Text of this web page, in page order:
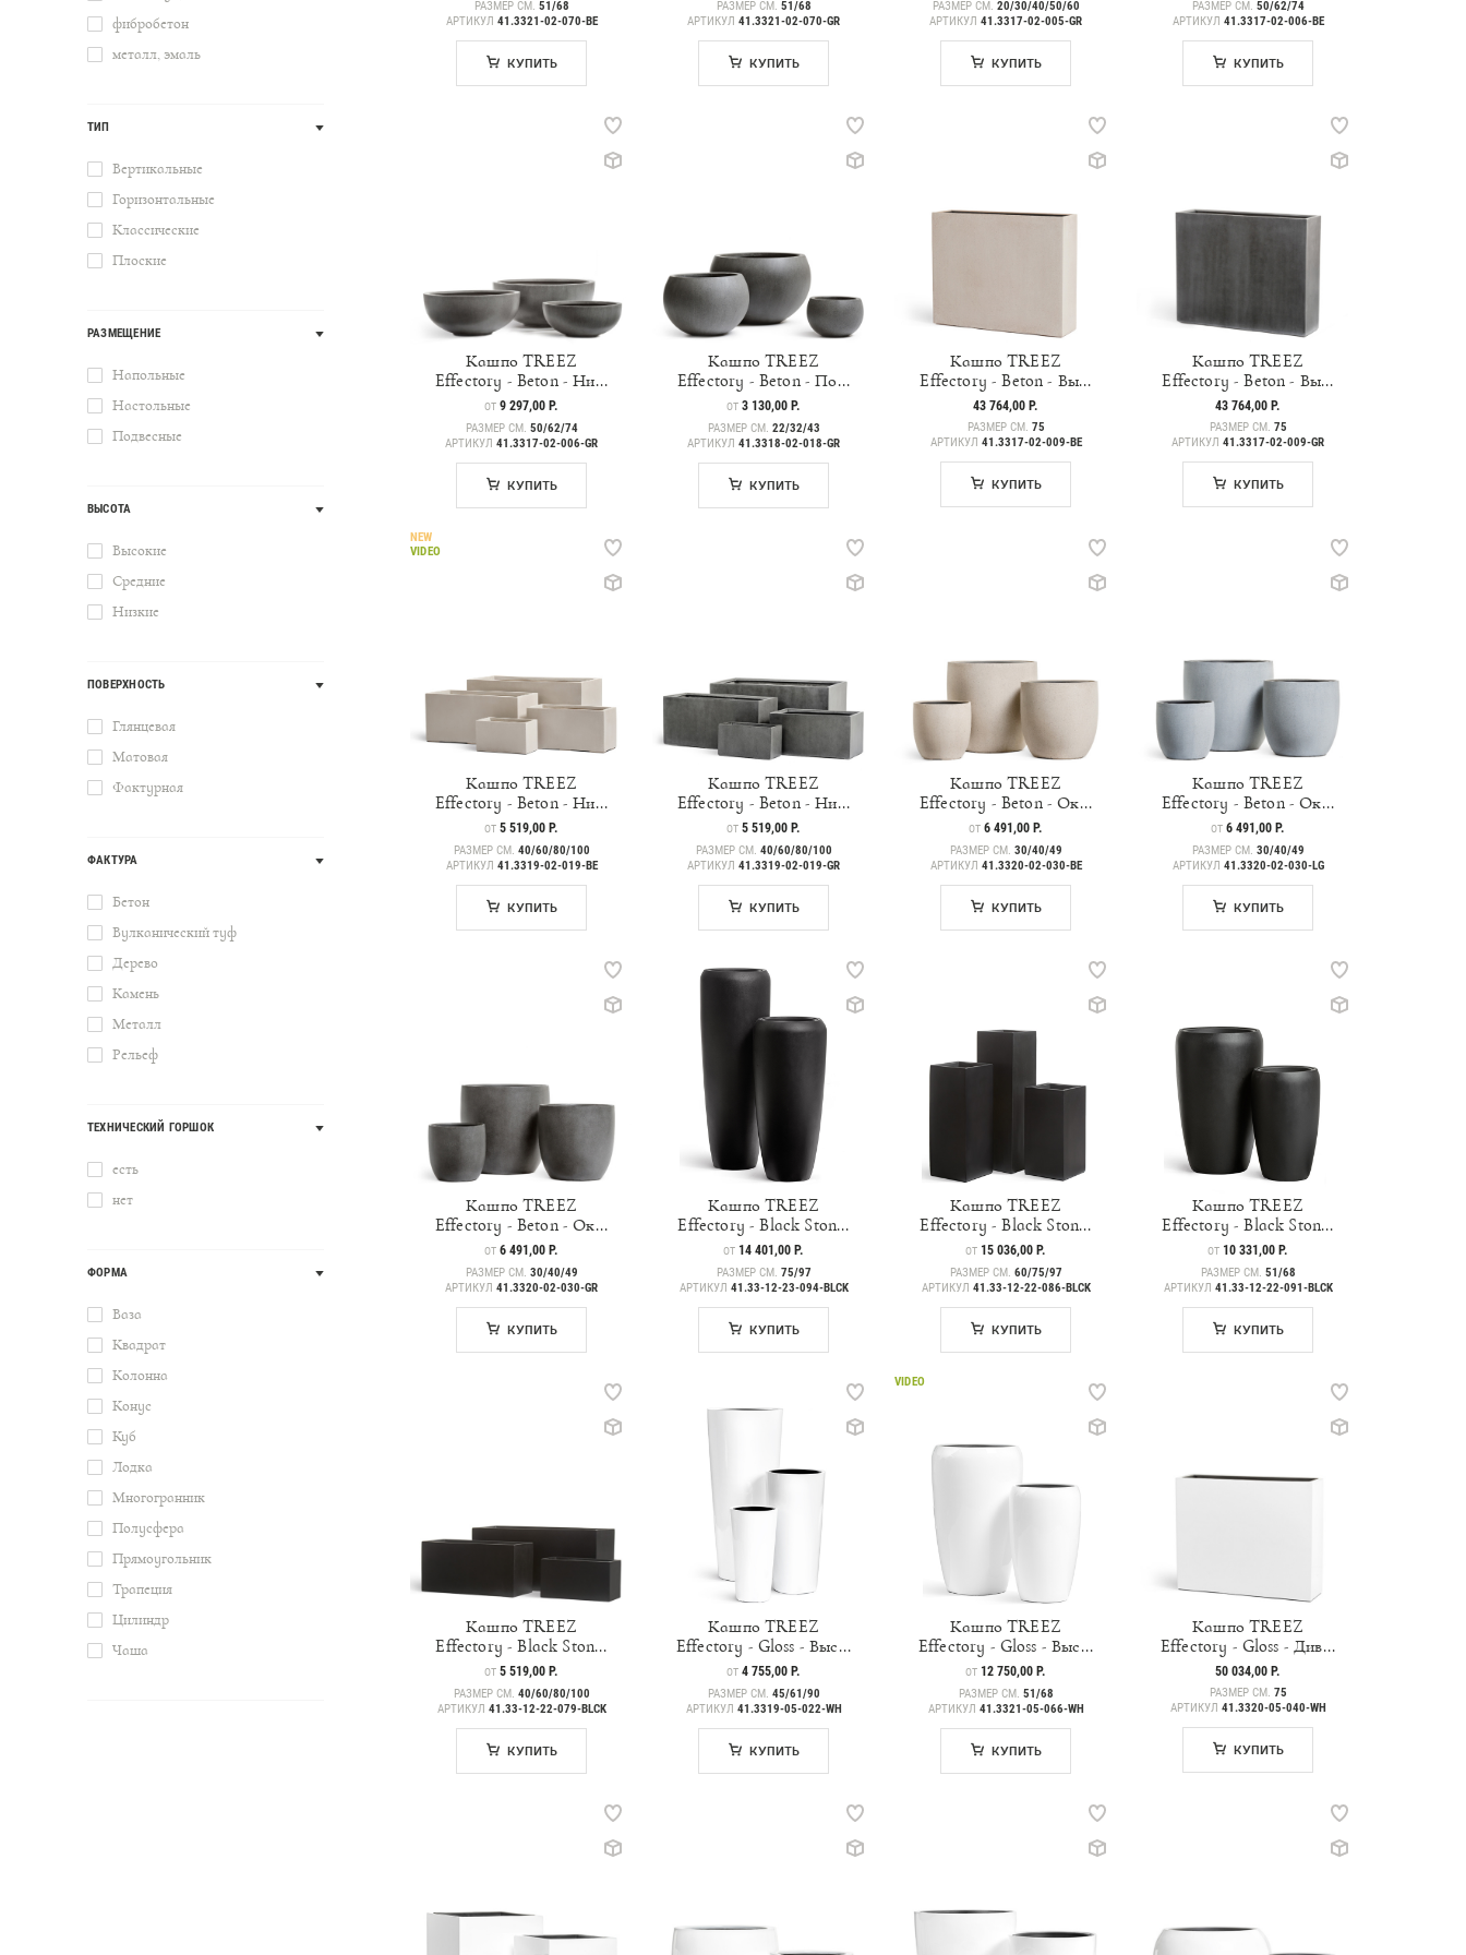
фибробетон
металл, эмаль
ТИП
Вертикальные
Горизонтальные
Классические
Плоские
РАЗМЕЩЕНИЕ
Напольные
Настольные
Подвесные
ВЫСОТА
Высокие
Средние
Низкие
ПОВЕРХНОСТЬ
Глянцевая
Матовая
Фактурная
ФАКТУРА
Бетон
Вулканический туф
Дерево
Камень
Металл
Рельеф
ТЕХНИЧЕСКИЙ ГОРШОК
есть
нет
ФОРМА
Ваза
Квадрат
Колонна
Конус
Куб
Лодка
Многогранник
Полусфера
Прямоугольник
Трапеция
Цилиндр
Чаша
РАЗМЕР СМ. 51/68
АРТИКУЛ 41.3321-02-070-BE
КУПИТЬ
РАЗМЕР СМ. 51/68
АРТИКУЛ 41.3321-02-070-GR
КУПИТЬ
РАЗМЕР СМ. 20/30/40/50/60
АРТИКУЛ 41.3317-02-005-GR
КУПИТЬ
РАЗМЕР СМ. 50/62/74
АРТИКУЛ 41.3317-02-006-BE
КУПИТЬ
Кашпо TREEZ
Effectory - Beton - Ни...
ЦЕНА
ОТ 9 297,00 Р.
РАЗМЕР СМ. 50/62/74
АРТИКУЛ 41.3317-02-006-GR
КУПИТЬ
Кашпо TREEZ
Effectory - Beton - По...
ЦЕНА
ОТ 3 130,00 Р.
РАЗМЕР СМ. 22/32/43
АРТИКУЛ 41.3318-02-018-GR
КУПИТЬ
Кашпо TREEZ
Effectory - Beton - Вы...
43 764,00 Р.
РАЗМЕР СМ. 75
АРТИКУЛ 41.3317-02-009-BE
КУПИТЬ
Кашпо TREEZ
Effectory - Beton - Вы...
43 764,00 Р.
РАЗМЕР СМ. 75
АРТИКУЛ 41.3317-02-009-GR
КУПИТЬ
NEW
VIDEO
Кашпо TREEZ
Effectory - Beton - Ни...
ЦЕНА
ОТ 5 519,00 Р.
РАЗМЕР СМ. 40/60/80/100
АРТИКУЛ 41.3319-02-019-BE
КУПИТЬ
Кашпо TREEZ
Effectory - Beton - Ни...
ЦЕНА
ОТ 5 519,00 Р.
РАЗМЕР СМ. 40/60/80/100
АРТИКУЛ 41.3319-02-019-GR
КУПИТЬ
Кашпо TREEZ
Effectory - Beton - Ок...
ЦЕНА
ОТ 6 491,00 Р.
РАЗМЕР СМ. 30/40/49
АРТИКУЛ 41.3320-02-030-BE
КУПИТЬ
Кашпо TREEZ
Effectory - Beton - Ок...
ЦЕНА
ОТ 6 491,00 Р.
РАЗМЕР СМ. 30/40/49
АРТИКУЛ 41.3320-02-030-LG
КУПИТЬ
Кашпо TREEZ
Effectory - Beton - Ок...
ЦЕНА
ОТ 6 491,00 Р.
РАЗМЕР СМ. 30/40/49
АРТИКУЛ 41.3320-02-030-GR
КУПИТЬ
Кашпо TREEZ
Effectory - Black Ston...
ЦЕНА
ОТ 14 401,00 Р.
РАЗМЕР СМ. 75/97
АРТИКУЛ 41.33-12-23-094-BLCK
КУПИТЬ
Кашпо TREEZ
Effectory - Black Ston...
ЦЕНА
ОТ 15 036,00 Р.
РАЗМЕР СМ. 60/75/97
АРТИКУЛ 41.33-12-22-086-BLCK
КУПИТЬ
Кашпо TREEZ
Effectory - Black Ston...
ЦЕНА
ОТ 10 331,00 Р.
РАЗМЕР СМ. 51/68
АРТИКУЛ 41.33-12-22-091-BLCK
КУПИТЬ
Кашпо TREEZ
Effectory - Black Ston...
ЦЕНА
ОТ 5 519,00 Р.
РАЗМЕР СМ. 40/60/80/100
АРТИКУЛ 41.33-12-22-079-BLCK
КУПИТЬ
Кашпо TREEZ
Effectory - Gloss - Выс...
ЦЕНА
ОТ 4 755,00 Р.
РАЗМЕР СМ. 45/61/90
АРТИКУЛ 41.3319-05-022-WH
КУПИТЬ
VIDEO
Кашпо TREEZ
Effectory - Gloss - Выс...
ЦЕНА
ОТ 12 750,00 Р.
РАЗМЕР СМ. 51/68
АРТИКУЛ 41.3321-05-066-WH
КУПИТЬ
Кашпо TREEZ
Effectory - Gloss - Див...
50 034,00 Р.
РАЗМЕР СМ. 75
АРТИКУЛ 41.3320-05-040-WH
КУПИТЬ